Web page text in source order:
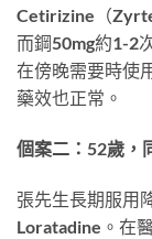
Cetirizine（
而鋼50mg約1-2
在傍晚需要時使
藥效也正常。
個案二：52歲，
張先生長期服用
Loratadine。在